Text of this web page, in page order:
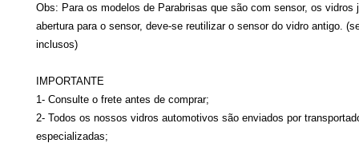
Obs: Para os modelos de Parabrisas que são com sensor, os vidros
abertura para o sensor, deve-se reutilizar o sensor do vidro antigo.
inclusos)
IMPORTANTE
1- Consulte o frete antes de comprar;
2- Todos os nossos vidros automotivos são enviados por
especializadas;